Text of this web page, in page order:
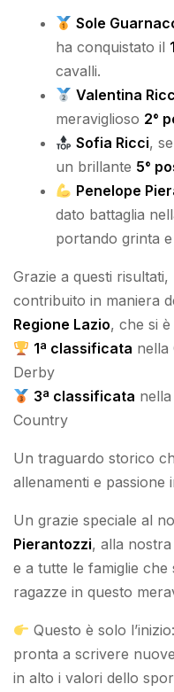
Sole
ha conquistato il
cavalli.
Valentina
meraviglioso 2°
Sofia Ricci,
un brillante 5°
Penelope
dato battaglia
portando grinta
Grazie a questi
contribuito in maniera
Regione Lazio, che si
1ª classificata nella
Derby
3ª classificata
Country
Un traguardo storico
allenamenti e passione
Un grazie speciale al
Pierantozzi, alla
e a tutte le famiglie
ragazze in questo
Questo è solo
pronta a scrivere
in alto i valori dello